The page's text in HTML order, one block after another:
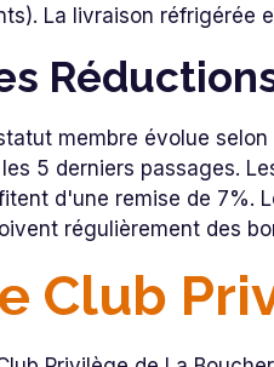
La livraison réfrigérée
membre évolue
5 derniers passages.
d'une remise de 7%.
régulièrement des
Club